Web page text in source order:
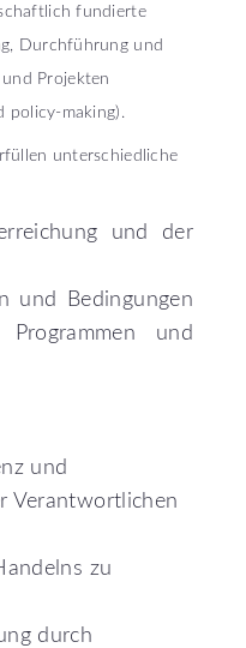
fundierte
Durchführung und
Projekten
policy-making).
unterschiedliche
und der
und Bedingungen
und
und
Verantwortlichen
zu
durch